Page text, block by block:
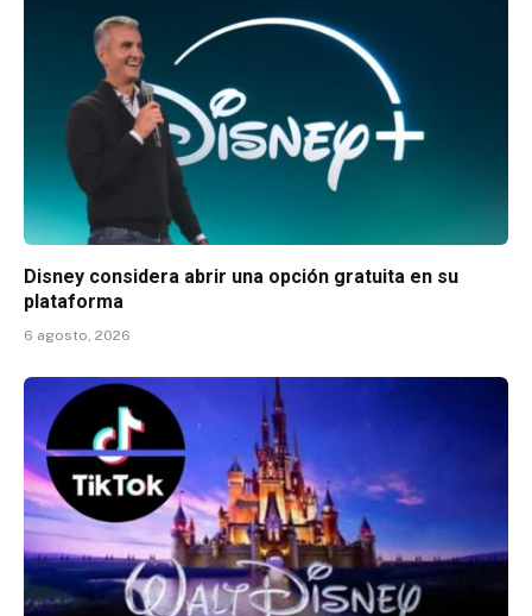
Disney considera abrir una opción gratuita en su
plataforma
6 agosto, 2026